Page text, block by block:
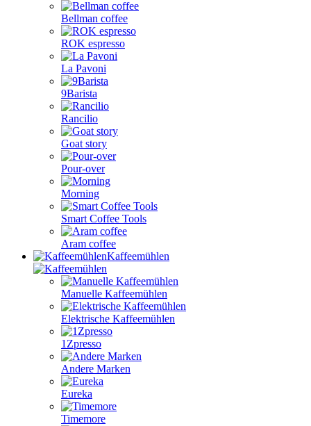
Bellman coffee
ROK espresso
La Pavoni
9Barista
Rancilio
Goat story
Pour-over
Morning
Smart Coffee Tools
Aram coffee
Kaffeemühlen
Manuelle Kaffeemühlen
Elektrische Kaffeemühlen
1Zpresso
Andere Marken
Eureka
Timemore